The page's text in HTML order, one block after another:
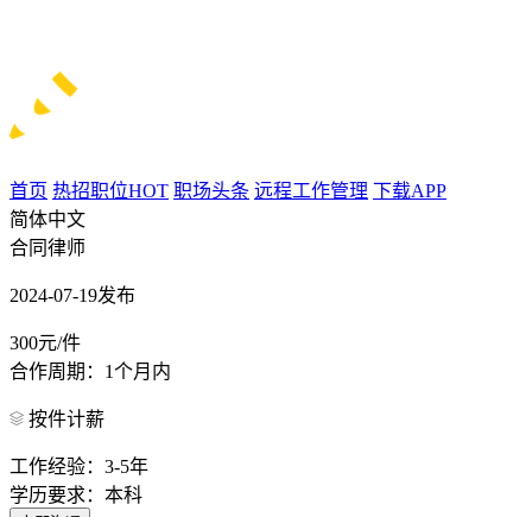
首页 热招职位HOT 职场头条 远程工作管理 下载APP
简体中文
合同律师
2024-07-19发布
300元/件
合作周期：1个月内
按件计薪
工作经验：3-5年
学历要求：本科